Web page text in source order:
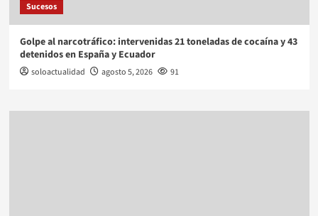
Sucesos
Golpe al narcotráfico: intervenidas 21 toneladas de cocaína y 43
detenidos en España y Ecuador
soloactualidad agosto 5, 2026 91